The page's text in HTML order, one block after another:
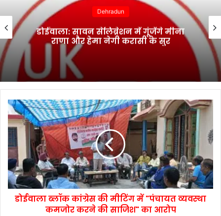
Dehradun
डोईवाला: सावन सेलिब्रेशन में गूंजेंगे मीना
राणा और हेमा नेगी करासी के सुर
डोईवाला ब्लॉक कांग्रेस की मीटिंग में "पंचायत व्यवस्था
कमजोर करने की साजिश" का आरोप